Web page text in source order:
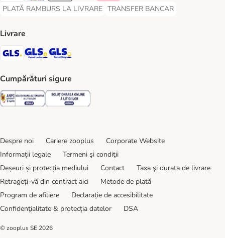
PLATĂ RAMBURS LA LIVRARE
PLATĂ RAMBURS LA LIVRARE Payment Method
TRANSFER BANCAR
TRANSFER BANCAR Payment
Livrare
GLS Shipping Method
GLS Locker Shipping Method
Cumpărături sigure
Security Security
Despre noi Cariere zooplus
Corporate Website
Informații legale
Termeni şi condiţii
Deșeuri și protecția mediului
Contact
Taxa şi durata de livrare
Retrageți-vă din contract aici
Metode de plată
Program de afiliere
Declarație de accesibilitate
Confidenţialitate & protecția datelor
DSA
© zooplus SE 2026